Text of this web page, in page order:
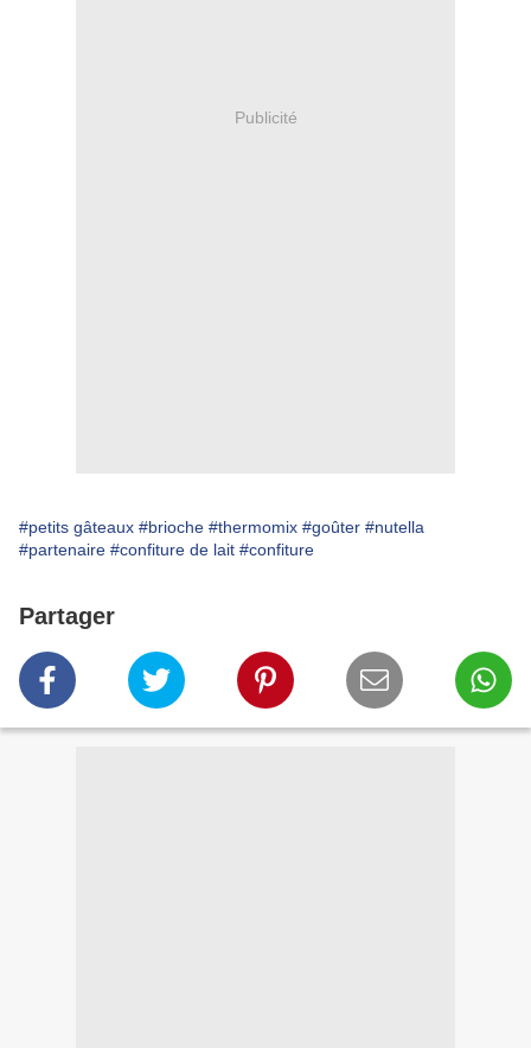
Publicité
#petits gâteaux #brioche #thermomix #goûter #nutella
#partenaire #confiture de lait #confiture
Partager